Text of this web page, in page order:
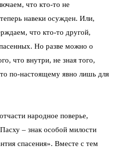
что кто-то не
навеки осужден. Или,
что кто-то другой,
Но разве можно о
что внутри, не зная того,
по-настоящему явно лишь для
народное поверье,
– знак особой милости
спасения». Вместе с тем